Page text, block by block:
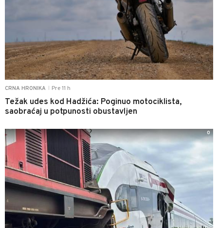
CRNA HRONIKA Pre 11 h
Težak udes kod Hadžića: Poginuo motociklista,
saobraćaj u potpunosti obustavljen
0